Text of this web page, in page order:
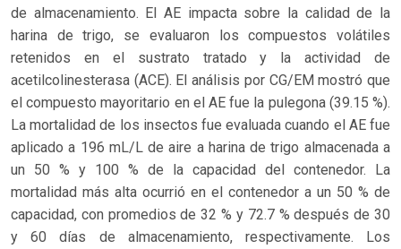
de almacenamiento. El AE impacta sobre la calidad de la
harina de trigo, se evaluaron los compuestos volátiles
retenidos en el sustrato tratado y la actividad de
acetilcolinesterasa (ACE). El análisis por CG/EM mostró que
el compuesto mayoritario en el AE fue la pulegona (39.15 %).
La mortalidad de los insectos fue evaluada cuando el AE fue
aplicado a 196 mL/L de aire a harina de trigo almacenada a
un 50 % y 100 % de la capacidad del contenedor. La
mortalidad más alta ocurrió en el contenedor a un 50 % de
capacidad, con promedios de 32 % y 72.7 % después de 30
y 60 días de almacenamiento, respectivamente. Los